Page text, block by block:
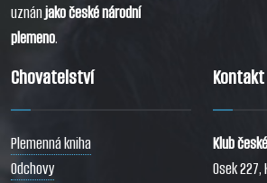
uznánjako české národní
plemeno.
Chovatelství
Plemenná kniha
Odchovy
Kontakt
Klub
Osek